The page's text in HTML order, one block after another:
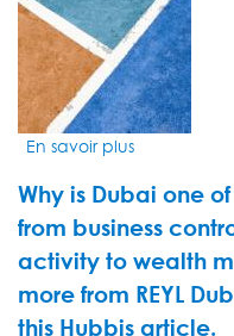
et
intégrée
En savoir plus
définitive
du
de
la
Banque
Why is Dubai one
from business
activity to wealth
more from REYL
this Hubbis article.